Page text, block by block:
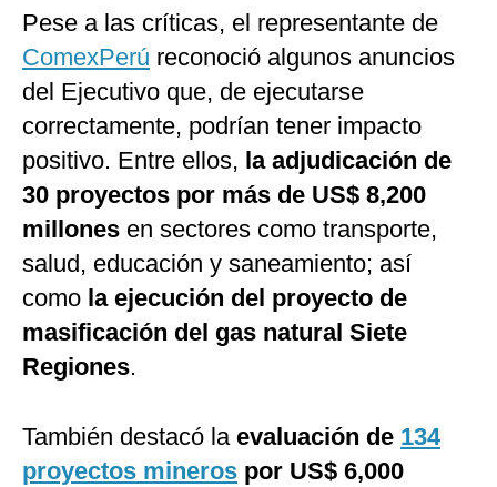
Pese a las críticas, el representante de
ComexPerú reconoció algunos anuncios
del Ejecutivo que, de ejecutarse
correctamente, podrían tener impacto
positivo. Entre ellos, la adjudicación de
30 proyectos por más de US$ 8,200
millones en sectores como transporte,
salud, educación y saneamiento; así
como la ejecución del proyecto de
masificación del gas natural Siete
Regiones.
También destacó la evaluación de 134
proyectos mineros por US$ 6,000